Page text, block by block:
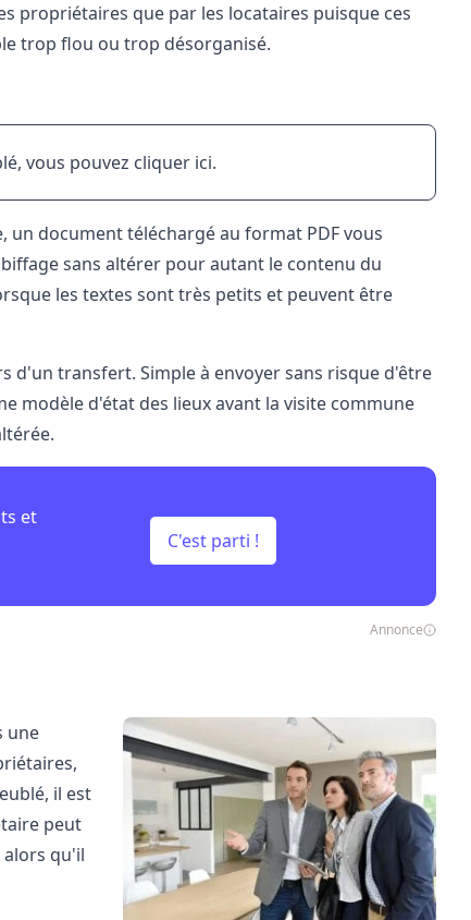
propriétaires que par les locataires puisque ces
trop flou ou trop désorganisé.
vous pouvez cliquer ici.
document téléchargé au format PDF vous
sans altérer pour autant le contenu du
les textes sont très petits et peuvent être
d'un transfert. Simple à envoyer sans risque d'être
modèle d'état des lieux avant la visite commune
et
C'est parti !
Annonce
une
il est
peut
qu'il